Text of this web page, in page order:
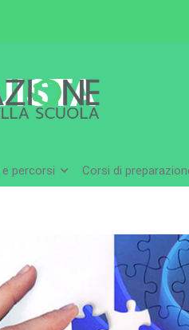
e percorsi Corsi di